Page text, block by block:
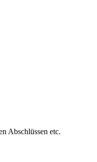
Abschlüssen etc.